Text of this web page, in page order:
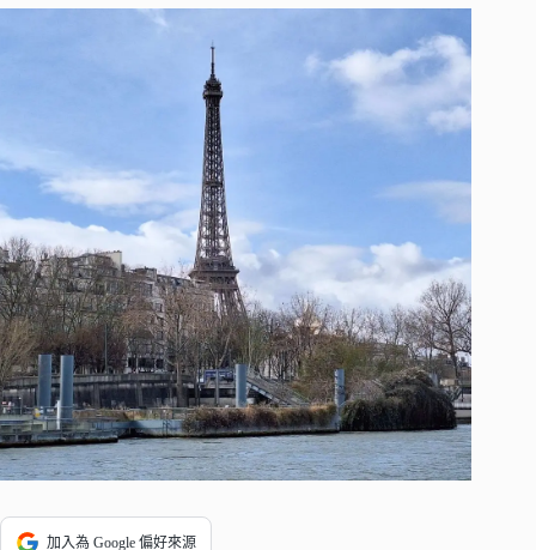
加入為 Google 偏好來源